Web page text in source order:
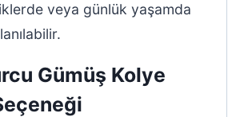
veya günlük yaşamda
Gümüş Kolye